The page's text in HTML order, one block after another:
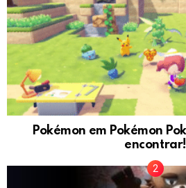
Pokémon em Pokémon
encontrar!